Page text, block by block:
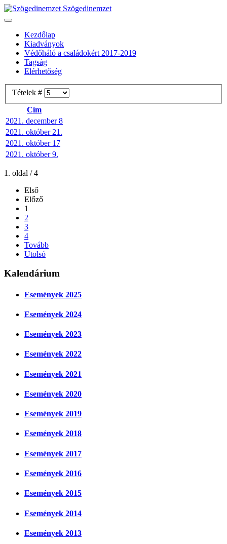
Szögedinemzet
Kezdőlap
Kiadványok
Védőháló a családokért 2017-2019
Tagság
Elérhetőség
Tételek #
Cím
2021. december 8
2021. október 21.
2021. október 17
2021. október 9.
1. oldal / 4
Első
Előző
1
2
3
4
Tovább
Utolsó
Kalendárium
Események 2025
Események 2024
Események 2023
Események 2022
Események 2021
Események 2020
Események 2019
Események 2018
Események 2017
Események 2016
Események 2015
Események 2014
Események 2013